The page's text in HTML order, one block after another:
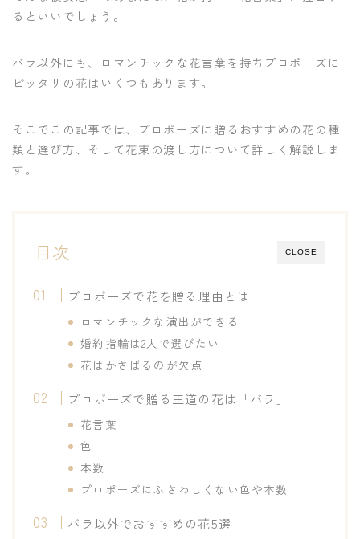
るといいでしょう。
バラ以外にも、ロマンチックな花言葉を持ちプロポーズに
ピッタリの花はいくつもあります。
そこでこの記事では、プロポーズに贈るおすすめの花の種
類と選び方、そして花束の渡し方について詳しく解説しま
す。
CLOSE
目次
プロポーズで花を贈る理由とは
ロマンチックな演出ができる
婚約指輪は2人で選びたい
花はかさばるのが欠点
プロポーズで贈る王道の花は「バラ」
花言葉
色
本数
プロポーズにふさわしくない色や本数
バラ以外でおすすめの花5選